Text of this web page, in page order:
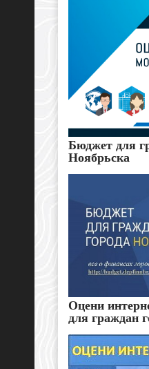
Бюджет для
Ноябрьска
Оцени
для граждан